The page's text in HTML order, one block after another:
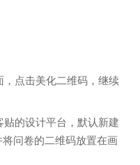
，点击美化二维码，继续
的设计平台，默认新建
问卷的二维码放置在画